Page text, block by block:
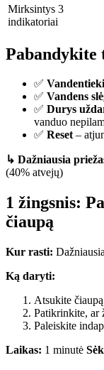
Mirksintys 3
indikatoriai
Pabandykite
✅
✅ Vandens
✅ Durys
vanduo
✅ Reset–
↳ Dažniausia
(40% atvejų)
1 žingsnis:
čiaupą
Kur rasti:
Ką daryti:
Atsukite
Patikrinkite, ar
Paleiskite
Laikas: 1 minutė